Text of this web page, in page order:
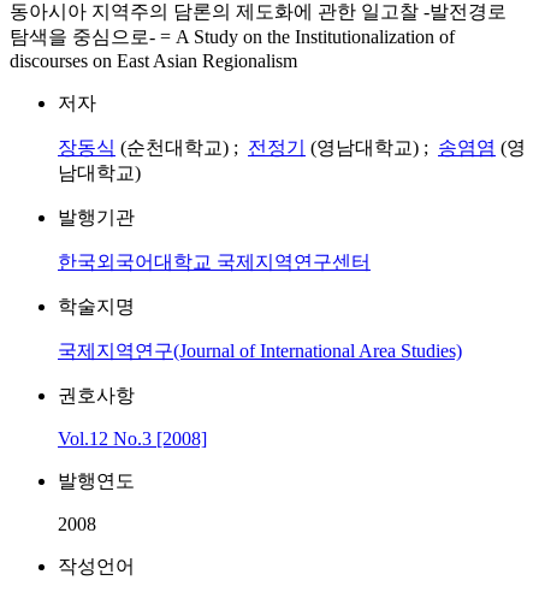
동아시아 지역주의 담론의 제도화에 관한 일고찰 -발전경로
탐색을 중심으로- = A Study on the Institutionalization of
discourses on East Asian Regionalism
저자
장동식 (순천대학교) ; 전정기 (영남대학교) ; 송염염 (영
남대학교)
발행기관
한국외국어대학교 국제지역연구센터
학술지명
국제지역연구(Journal of International Area Studies)
권호사항
Vol.12 No.3 [2008]
발행연도
2008
작성언어